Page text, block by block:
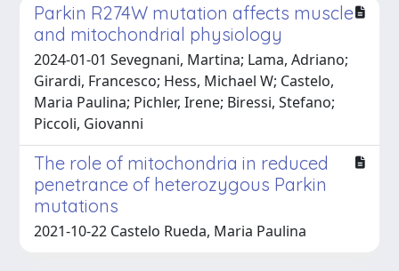
Parkin R274W mutation affects muscle
and mitochondrial physiology
2024-01-01 Sevegnani, Martina; Lama, Adriano;
Girardi, Francesco; Hess, Michael W; Castelo,
Maria Paulina; Pichler, Irene; Biressi, Stefano;
Piccoli, Giovanni
The role of mitochondria in reduced
penetrance of heterozygous Parkin
mutations
2021-10-22 Castelo Rueda, Maria Paulina